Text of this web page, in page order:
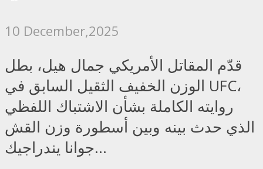
10 December,2025
قدّم المقاتل الأمريكي جمال هيل، بطل
الوزن الخفيف الثقيل السابق في UFC،
روايته الكاملة بشأن الاشتباك اللفظي
الذي حدث بينه وبين أسطورة وزن القش
جوانا يندراجيك...